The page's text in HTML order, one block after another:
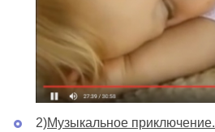
2)Музыкальное приключение.